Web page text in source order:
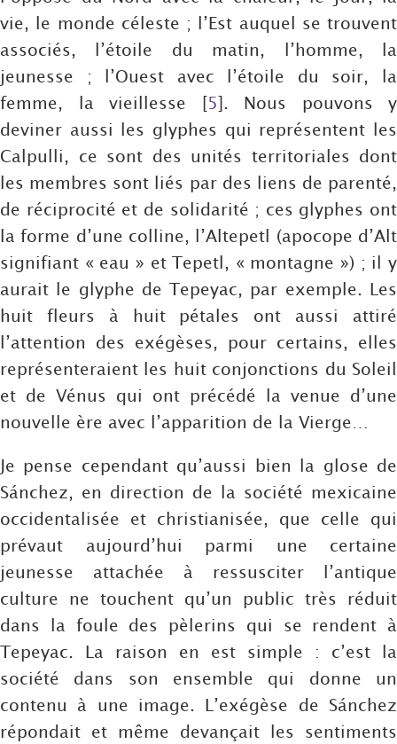
vie, le monde céleste ; l’Est auquel se trouvent
associés, l’étoile du matin, l’homme, la
jeunesse ; l’Ouest avec l’étoile du soir, la
femme, la vieillesse [5] . Nous pouvons y
deviner aussi les glyphes qui représentent les
Calpulli, ce sont des unités territoriales dont
les membres sont liés par des liens de parenté,
de réciprocité et de solidarité ; ces glyphes ont
la forme d’une colline, l’Altepetl (apocope d’Alt
signifiant « eau » et Tepetl, « montagne ») ; il y
aurait le glyphe de Tepeyac, par exemple. Les
huit fleurs à huit pétales ont aussi attiré
l’attention des exégèses, pour certains, elles
représenteraient les huit conjonctions du Soleil
et de Vénus qui ont précédé la venue d’une
nouvelle ère avec l’apparition de la Vierge…
Je pense cependant qu’aussi bien la glose de
Sánchez, en direction de la société mexicaine
occidentalisée et christianisée, que celle qui
prévaut aujourd’hui parmi une certaine
jeunesse attachée à ressusciter l’antique
culture ne touchent qu’un public très réduit
dans la foule des pèlerins qui se rendent à
Tepeyac. La raison en est simple : c’est la
société dans son ensemble qui donne un
contenu à une image. L’exégèse de Sánchez
répondait et même devançait les sentiments